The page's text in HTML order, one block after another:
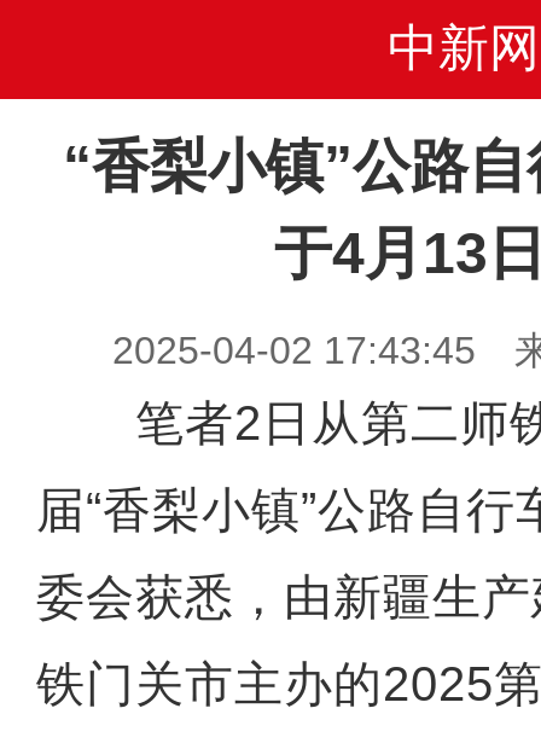
中新网
“香梨小镇”公路
于4月13
2025-04-02 17:43:45
笔者2日从第二师
届“香梨小镇”公路自
委会获悉，由新疆生
铁门关市主办的2025